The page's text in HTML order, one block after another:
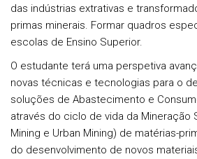
das indústrias extrativas e
primas minerais. Formar quadros
escolas de Ensino Superior.
O estudante terá uma perspetiva
novas técnicas e tecnologias para o
soluções de Abastecimento e
através do ciclo de vida da Mineração
Mining e Urban Mining) de matérias-
do desenvolvimento de novos